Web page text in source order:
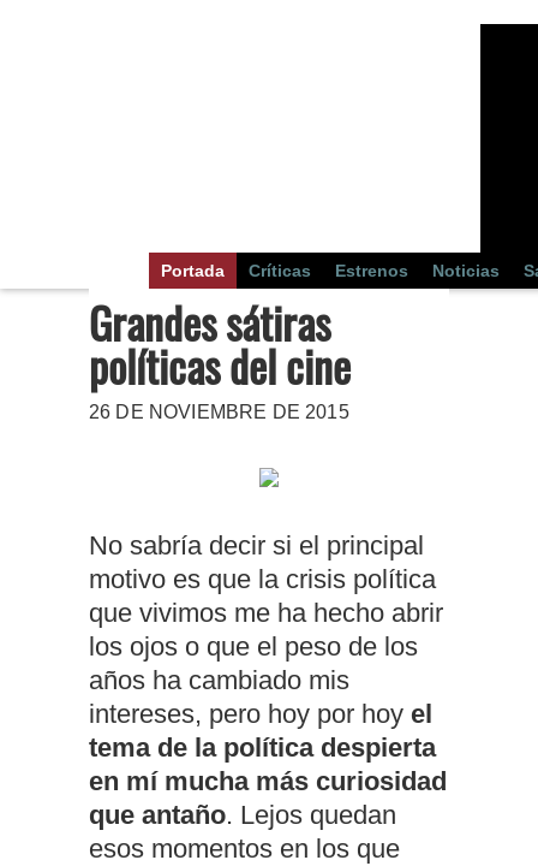
Portada Críticas Estrenos Noticias
Grandes sátiras
políticas del cine
26 DE NOVIEMBRE DE 2015
No sabría decir si el principal
motivo es que la crisis política
que vivimos me ha hecho abrir
los ojos o que el peso de los
años ha cambiado mis
intereses, pero hoy por hoy el
tema de la política despierta
en mí mucha más curiosidad
que antaño. Lejos quedan
esos momentos en los que